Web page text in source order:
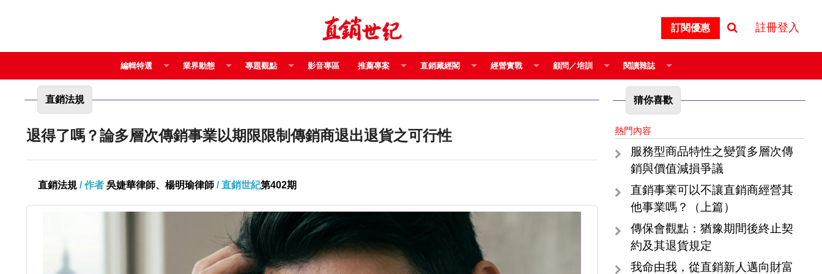
訂閱優惠 註冊登入
編輯特選 業界動態 專題觀點 影音專區 推薦專案 直銷藏經閣 經營實戰 顧問／培訓 閱讀雜誌
直銷法規
退得了嗎？論多層次傳銷事業以期限限制傳銷商退出退貨之可行性
直銷法規 / 作者 吳婕華律師、楊明瑜律師 / 直銷世紀第402期
猜你喜歡
熱門內容
服務型商品特性之變質多層次傳
銷與價值減損爭議
直銷事業可以不讓直銷商經營其
他事業嗎？（上篇）
傳保會觀點：猶豫期間後終止契
約及其退貨規定
我命由我，從直銷新人邁向財富